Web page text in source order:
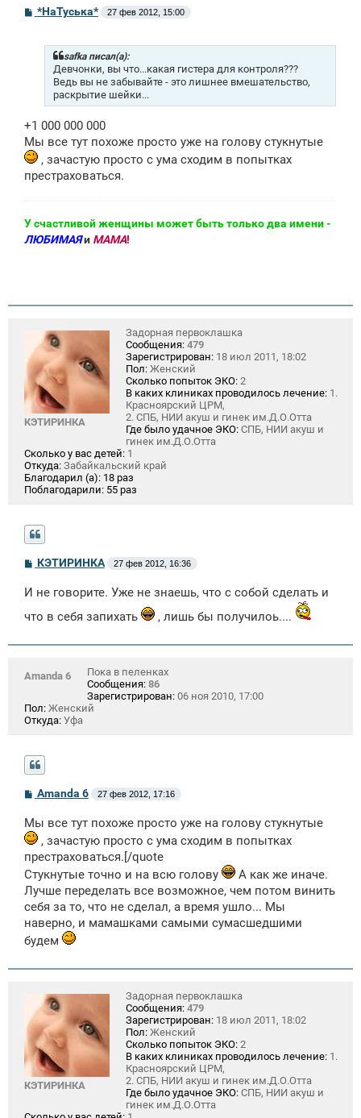
С
о
*НаТуська* 27 фев 2012, 15:00
safka писал(а):
Девчонки, вы что...какая гистера для контроля???
Ведь вы не забывайте - это лишнее вмешательство,
раскрытие шейки...
+1 000 000 000
Мы все тут похоже просто уже на голову стукнутые
, зачастую просто с ума сходим в попытках
престраховаться.
У счастливой женщины может быть только два имени -
ЛЮБИМАЯи МАМА!
КЭТИРИНКА
Задорная первоклашка
Сообщения: 479
Зарегистрирован: 18 июл 2011, 18:02
Пол: Женский
Сколько попыток ЭКО: 2
В каких клиниках проводилось лечение: 1.
Красноярский ЦРМ,
2. СПБ, НИИ акуш и гинек им.Д.О.Отта
Где было удачное ЭКО: СПБ, НИИ акуш и
гинек им.Д.О.Отта
Сколько у вас детей: 1
Откуда: Забайкальский край
Благодарил (а): 18 раз
Поблагодарили: 55 раз
С
б
е
КЭТИРИНКА 27 фев 2012, 16:36
И не говорите. Уже не знаешь, что с собой сделать и
что в себя запихать
, лишь бы получилоь....
Amanda 6
Пока в пеленках
Сообщения: 86
Зарегистрирован: 06 ноя 2010, 17:00
Пол: Женский
Откуда: Уфа
С
б
щ
н
и
е
Amanda 6 27 фев 2012, 17:16
Мы все тут похоже просто уже на голову стукнутые
, зачастую просто с ума сходим в попытках
престраховаться.[/quote
Стукнутые точно и на всю голову
А как же иначе.
Лучше переделать все возможное, чем потом винить
себя за то, что не сделал, а время ушло... Мы
наверно, и мамашками самыми сумасшедшими
будем
КЭТИРИНКА
Задорная первоклашка
Сообщения: 479
Зарегистрирован: 18 июл 2011, 18:02
Пол: Женский
Сколько попыток ЭКО: 2
В каких клиниках проводилось лечение: 1.
Красноярский ЦРМ,
2. СПБ, НИИ акуш и гинек им.Д.О.Отта
Где было удачное ЭКО: СПБ, НИИ акуш и
гинек им.Д.О.Отта